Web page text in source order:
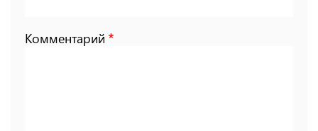
Комментарий